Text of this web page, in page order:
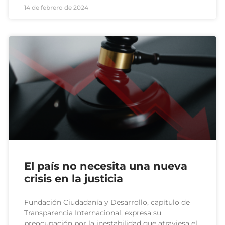
14 de febrero de 2024
El país no necesita una nueva
crisis en la justicia
Fundación Ciudadanía y Desarrollo, capítulo de
Transparencia Internacional, expresa su